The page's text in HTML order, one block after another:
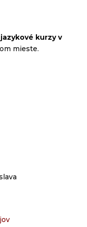
jazykové kurzy v
mieste.